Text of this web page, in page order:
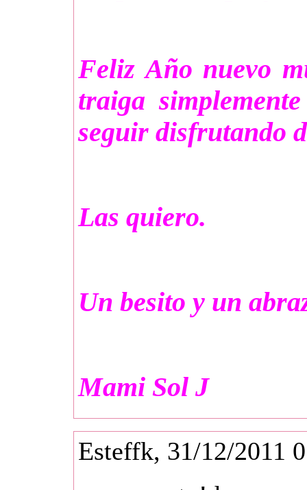
Feliz Año nuevo
traiga
seguir disfrutando
Las quiero.
Un besito y un
Mami Sol J
Esteffk, 31/12/2011